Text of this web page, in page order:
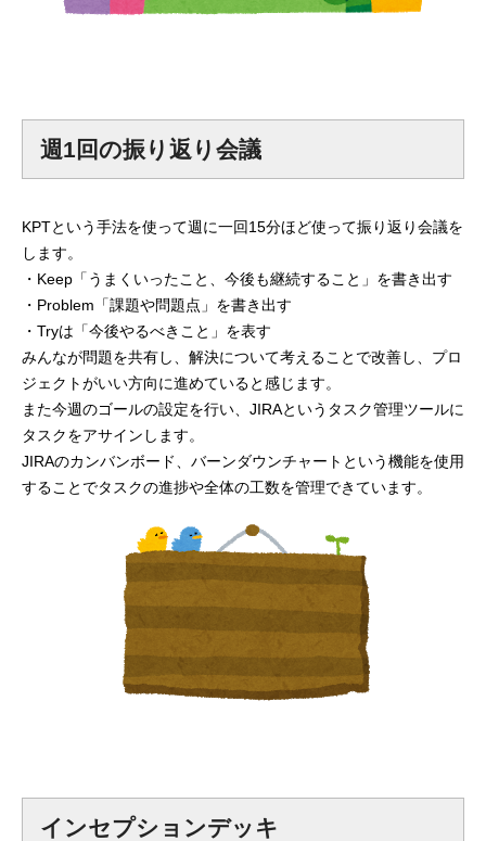
週1回の振り返り会議
KPTという手法を使って週に一回15分ほど使って振り返り会議を
します。
・Keep「うまくいったこと、今後も継続すること」を書き出す
・Problem「課題や問題点」を書き出す
・Tryは「今後やるべきこと」を表す
みんなが問題を共有し、解決について考えることで改善し、プロ
ジェクトがいい方向に進めていると感じます。
また今週のゴールの設定を行い、JIRAというタスク管理ツールに
タスクをアサインします。
JIRAのカンバンボード、バーンダウンチャートという機能を使用
することでタスクの進捗や全体の工数を管理できています。
インセプションデッキ